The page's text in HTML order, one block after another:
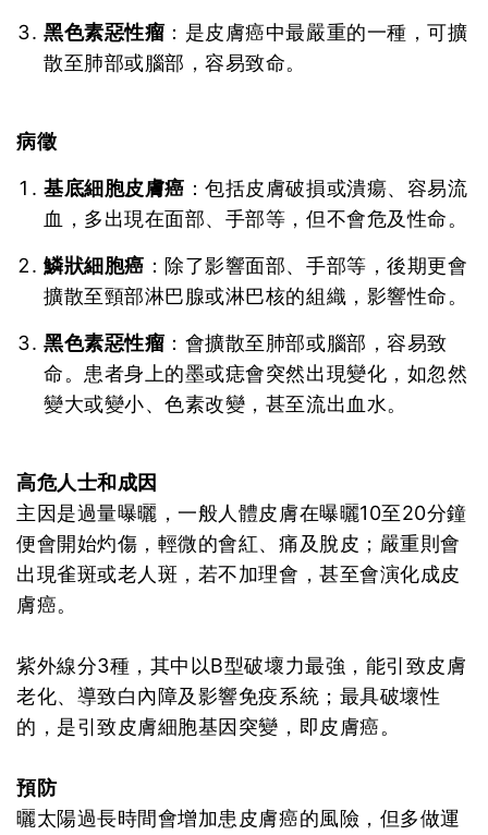
黑色素惡性瘤 ：是皮膚癌中最嚴重的一種，可擴
散至肺部或腦部，容易致命。
病徵
基底細胞皮膚癌 ：包括皮膚破損或潰瘍、容易流
血，多出現在面部、手部等，但不會危及性命。
鱗狀細胞癌 ：除了影響面部、手部等，後期更會
擴散至頸部淋巴腺或淋巴核的組織，影響性命。
黑色素惡性瘤 ：會擴散至肺部或腦部，容易致
命。患者身上的墨或痣會突然出現變化，如忽然
變大或變小、色素改變，甚至流出血水。
高危人士和成因
主因是過量曝曬，一般人體皮膚在曝曬10至20分鐘
便會開始灼傷，輕微的會紅、痛及脫皮；嚴重則會
出現雀斑或老人斑，若不加理會，甚至會演化成皮
膚癌。
紫外線分3種，其中以B型破壞力最強，能引致皮膚
老化、導致白內障及影響免疫系統；最具破壞性
的，是引致皮膚細胞基因突變，即皮膚癌。
預防
曬太陽過長時間會增加患皮膚癌的風險，但多做運